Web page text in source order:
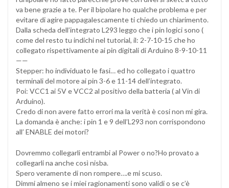
va bene grazie a te. Per il bipolare ho qualche problema e per
evitare di agire pappagalescamente ti chiedo un chiarimento.
Dalla scheda dell’integrato L293 leggo che i pin logici sono (
come del resto tu indichi nel tutorial, il: 2-7-10-15 che ho
collegato rispettivamente ai pin digitali di Arduino 8-9-10-11
——
Stepper: ho individuato le fasi… ed ho collegato i quattro
terminali del motore ai pin 3-6 e 11-14 dell’integrato.
Poi: VCC1 ai 5V e VCC2 al positivo della batteria ( al Vin di
Arduino).
Credo di non avere fatto errori ma la verità è cosi non mi gira.
La domanda è anche: i pin 1 e 9 dell’L293 non corrispondono
all’ ENABLE dei motori?
Dovremmo collegarli entrambi al Power o no?Ho provato a
collegarli na anche così nisba.
Spero veramente di non rompere….e mi scuso.
Dimmi almeno se i miei ragionamenti sono validi o se c’è